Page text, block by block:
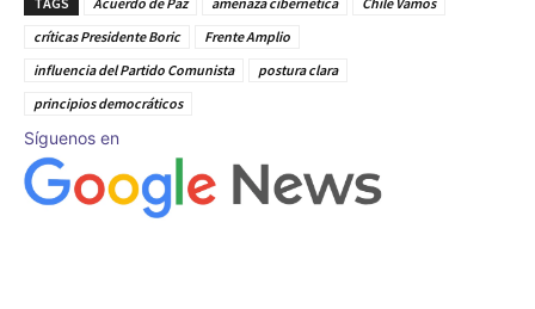
críticas Presidente Boric
Frente Amplio
influencia del Partido Comunista
postura clara
principios democráticos
Síguenos en